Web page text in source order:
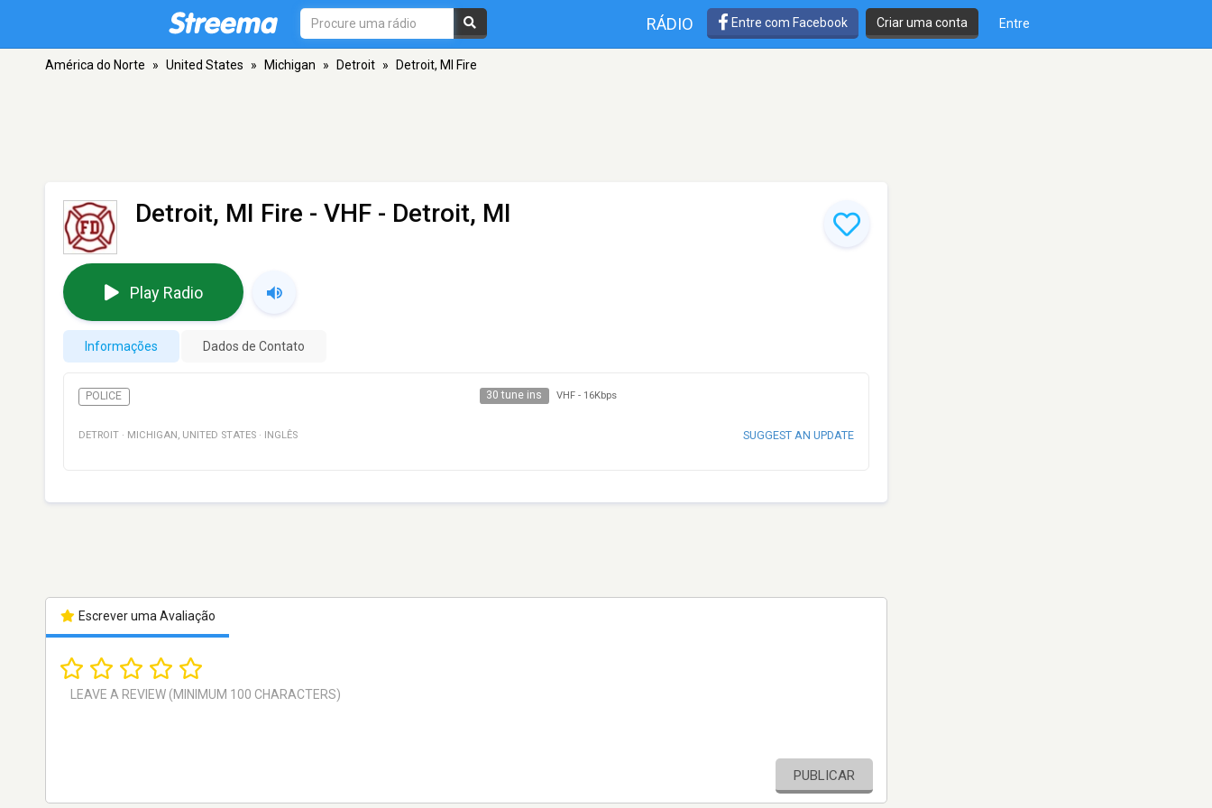
RÁDIO Entre com Facebook Criar uma conta Entre
América do Norte » United States » Michigan » Detroit » Detroit, MI Fire
Detroit, MI Fire - VHF - Detroit, MI
Play Radio
Informações Dados de Contato
POLICE 30 tune ins VHF - 16Kbps
DETROIT · MICHIGAN , UNITED STATES · INGLÊS SUGGEST AN UPDATE
Escrever uma Avaliação
PUBLICAR